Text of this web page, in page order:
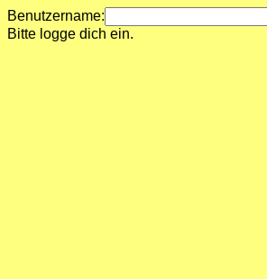
Benutzername:
Bitte logge dich ein.